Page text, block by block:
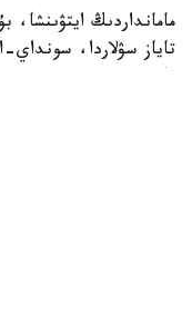
مامانداردىڭ
تاياز سۋلاردا،